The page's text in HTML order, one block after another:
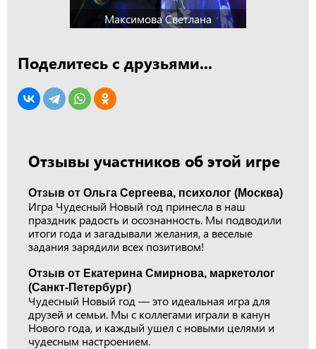
Максимова Светлана
Поделитесь с друзьями...
Отзывы участников об этой игре
Отзыв от Ольга Сергеева, психолог (Москва)
Игра Чудесный Новый год принесла в наш
праздник радость и осознанность. Мы подводили
итоги года и загадывали желания, а веселые
задания зарядили всех позитивом!
Отзыв от Екатерина Смирнова, маркетолог
(Санкт-Петербург)
Чудесный Новый год — это идеальная игра для
друзей и семьи. Мы с коллегами играли в канун
Нового года, и каждый ушел с новыми целями и
чудесным настроением.